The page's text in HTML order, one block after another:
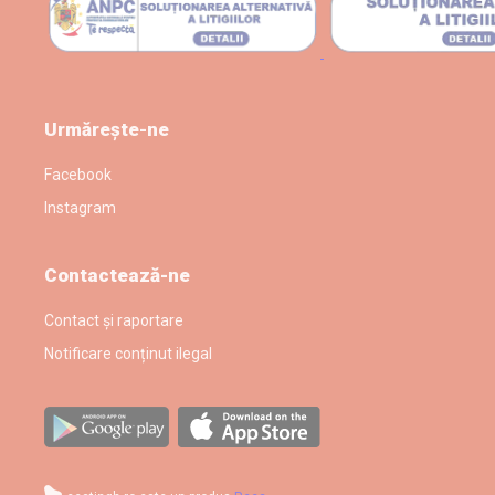
Urmărește-ne
Facebook
Instagram
Contactează-ne
Contact și raportare
Notificare conținut ilegal